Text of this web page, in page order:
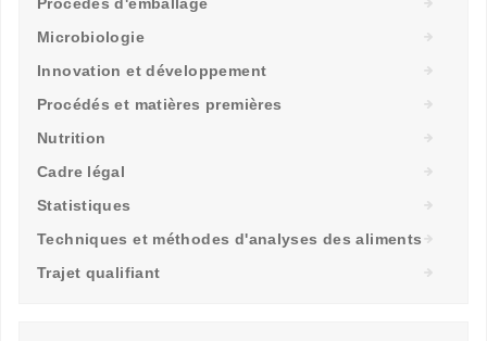
Microbiologie
Innovation et développement
Procédés et matières premières
Nutrition
Cadre légal
Statistiques
Techniques et méthodes d'analyses des aliments
Trajet qualifiant